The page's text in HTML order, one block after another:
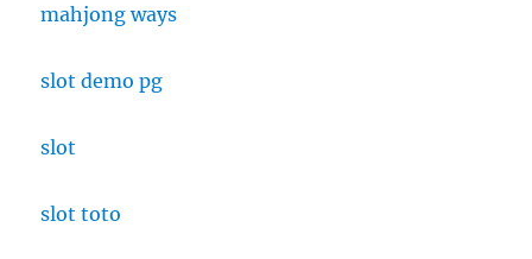
mahjong ways
slot demo pg
slot
slot toto